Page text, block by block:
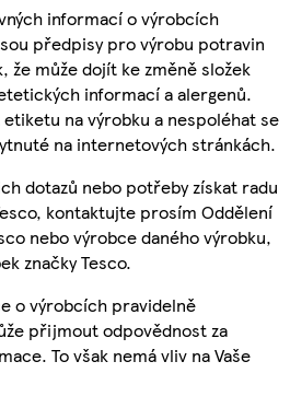
informací o výrobcích
předpisy pro výrobu potravin
že může dojít ke změně složek
informací a alergenů.
na výrobku a nespoléhat se
na internetových stránkách.
dotazů nebo potřeby získat radu
kontaktujte prosím Oddělení
nebo výrobce daného výrobku,
značky Tesco.
o výrobcích pravidelně
přijmout odpovědnost za
To však nemá vliv na Vaše